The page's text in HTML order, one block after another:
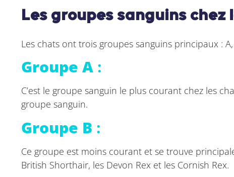
Les groupes sanguins chez
Les chats ont trois groupes sanguins principaux : A,
Groupe A :
C’est le groupe sanguin le plus courant chez les
groupe sanguin.
Groupe B :
Ce groupe est moins courant et se trouve
British Shorthair, les Devon Rex et les Cornish Rex.